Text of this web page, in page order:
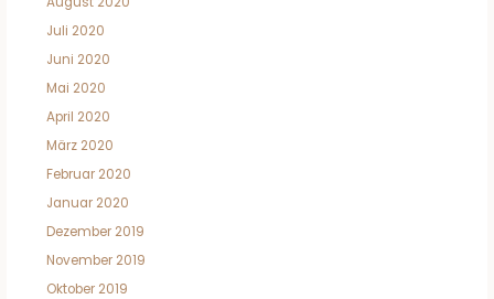
Juli 2020
Juni 2020
Mai 2020
April 2020
März 2020
Februar 2020
Januar 2020
Dezember 2019
November 2019
Oktober 2019